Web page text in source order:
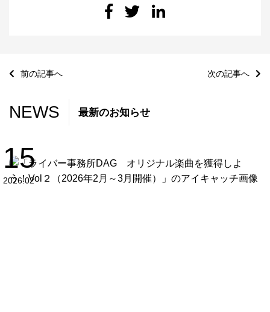
前の記事へ 次の記事へ
NEWS 最新のお知らせ
15
2026.02